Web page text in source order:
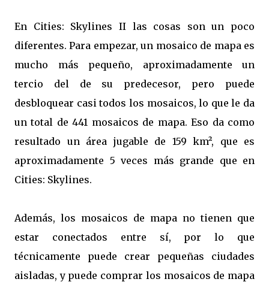
En Cities: Skylines II las cosas son un poco
diferentes. Para empezar, un mosaico de mapa es
mucho más pequeño, aproximadamente un
tercio del de su predecesor, pero puede
desbloquear casi todos los mosaicos, lo que le da
un total de 441 mosaicos de mapa. Eso da como
resultado un área jugable de 159 km², que es
aproximadamente 5 veces más grande que en
Cities: Skylines.
Además, los mosaicos de mapa no tienen que
estar conectados entre sí, por lo que
técnicamente puede crear pequeñas ciudades
aisladas, y puede comprar los mosaicos de mapa